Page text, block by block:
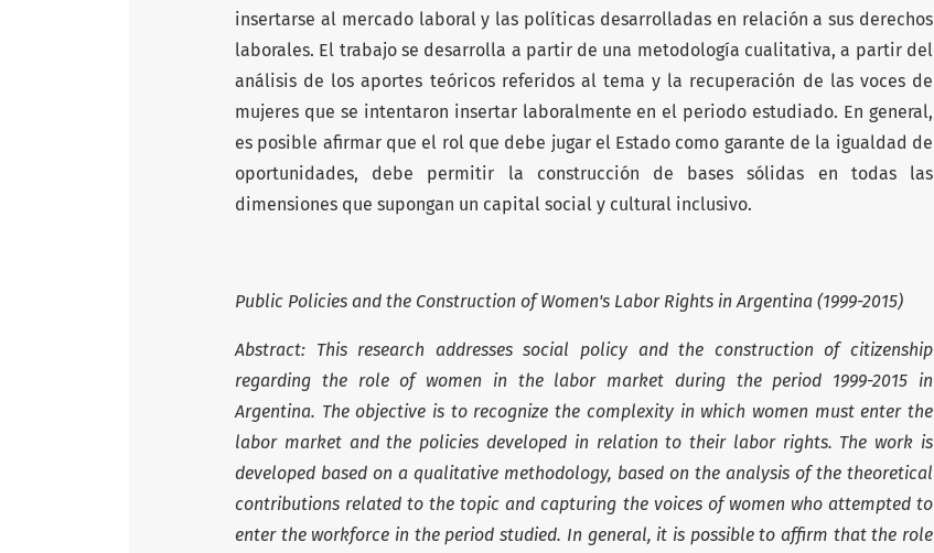
insertarse al mercado laboral y las políticas desarrolladas en relación a sus derechos
laborales. El trabajo se desarrolla a partir de una metodología cualitativa, a partir del
análisis de los aportes teóricos referidos al tema y la recuperación de las voces de
mujeres que se intentaron insertar laboralmente en el periodo estudiado. En general,
es posible afirmar que el rol que debe jugar el Estado como garante de la igualdad de
oportunidades, debe permitir la construcción de bases sólidas en todas las
dimensiones que supongan un capital social y cultural inclusivo.
Public Policies and the Construction of Women's Labor Rights in Argentina (1999-2015)
Abstract: This research addresses social policy and the construction of citizenship
regarding the role of women in the labor market during the period 1999-2015 in
Argentina. The objective is to recognize the complexity in which women must enter the
labor market and the policies developed in relation to their labor rights. The work is
developed based on a qualitative methodology, based on the analysis of the theoretical
contributions related to the topic and capturing the voices of women who attempted to
enter the workforce in the period studied. In general, it is possible to affirm that the role